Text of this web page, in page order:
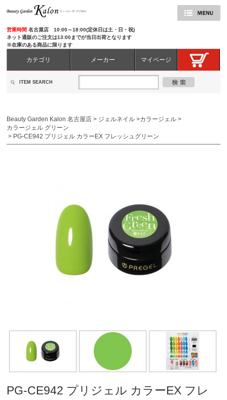
営業時間名古屋店 10:00～18:00(定休日は土・日・祝)
ネット通販のご注文は13:00までが当日出荷となります
※在庫のある商品に限ります
カテゴリ メーカー マイページ
ITEM SEARCH
Beauty Garden Kalon 名古屋店 > ジェルネイル >カラージェル >
カラージェル グリーン
> PG-CE942 プリジェル カラーEX フレッシュグリーン
PG-CE942 プリジェル カラーEX フレ